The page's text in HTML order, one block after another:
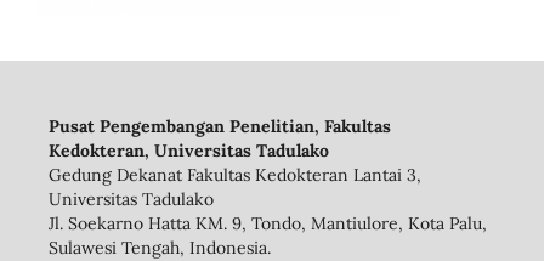
Pusat Pengembangan Penelitian, Fakultas
Kedokteran, Universitas Tadulako
Gedung Dekanat Fakultas Kedokteran Lantai 3,
Universitas Tadulako
Jl. Soekarno Hatta KM. 9, Tondo, Mantiulore, Kota Palu,
Sulawesi Tengah, Indonesia.